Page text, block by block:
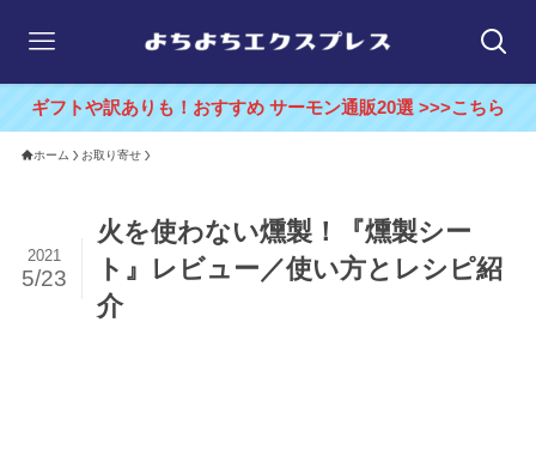
ギフトや訳ありも！おすすめ サーモン通販20選 >>>こちら
ホーム お取り寄せ
火を使わない燻製！『燻製シー
ト』レビュー／使い方とレシピ紹
介
2021
5/23